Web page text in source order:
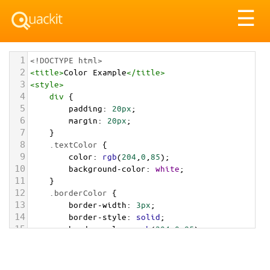
☰
1 <!DOCTYPE html>
2 <title>Color Example</title>
3 <style>
4 div {
5 padding: 20px;
6 margin: 20px;
7 }
8 .textColor {
9 color: rgb(204 0 85);
10 background-color: white;
11 }
12 .borderColor {
13 border-width: 3px;
14 border-style: solid;
15 border-color: rgb(204,0,85);